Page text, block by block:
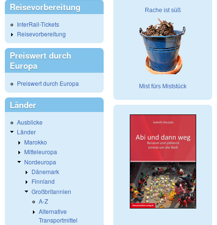
Reisevorbereitung
InterRail-Tickets
Reisevorbereitung
Preiswert durch
Europa
Preiswert durch Europa
Länder
Ausblicke
Länder
Marokko
Mitteleuropa
Nordeuropa
Dänemark
Finnland
Großbritannien
A-Z
Alternative
Transportmittel
Rache ist süß
Mist fürs Miststück